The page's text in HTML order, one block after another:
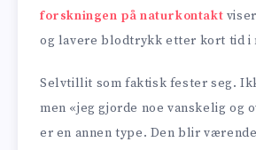
forskningen på naturkontakt
og lavere blodtrykk etter kort tid i
Selvtillit som faktisk fester seg.
men «jeg gjorde noe vanskelig og
er en annen type. Den blir